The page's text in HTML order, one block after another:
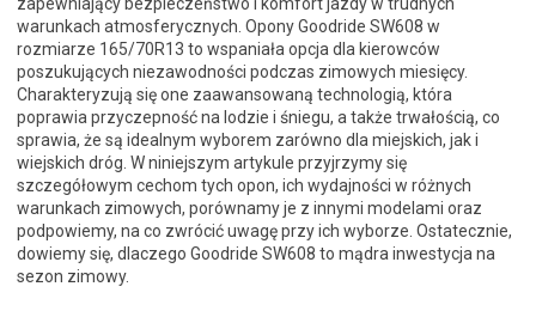
warunkach atmosferycznych. Opony Goodride SW608 w
rozmiarze 165/70R13 to wspaniała opcja dla kierowców
poszukujących niezawodności podczas zimowych miesięcy.
Charakteryzują się one zaawansowaną technologią, która
poprawia przyczepność na lodzie i śniegu, a także trwałością, co
sprawia, że są idealnym wyborem zarówno dla miejskich, jak i
wiejskich dróg. W niniejszym artykule przyjrzymy się
szczegółowym cechom tych opon, ich wydajności w różnych
warunkach zimowych, porównamy je z innymi modelami oraz
podpowiemy, na co zwrócić uwagę przy ich wyborze. Ostatecznie,
dowiemy się, dlaczego Goodride SW608 to mądra inwestycja na
sezon zimowy.